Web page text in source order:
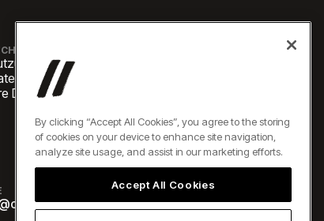
Datenschutzoptionen
Alle Rechte vorbehalten
©2026
By clicking “Accept All Cookies”, you agree to the storing
of cookies on your device to enhance site navigation,
analyze site usage, and assist in our marketing efforts.
Accept All Cookies